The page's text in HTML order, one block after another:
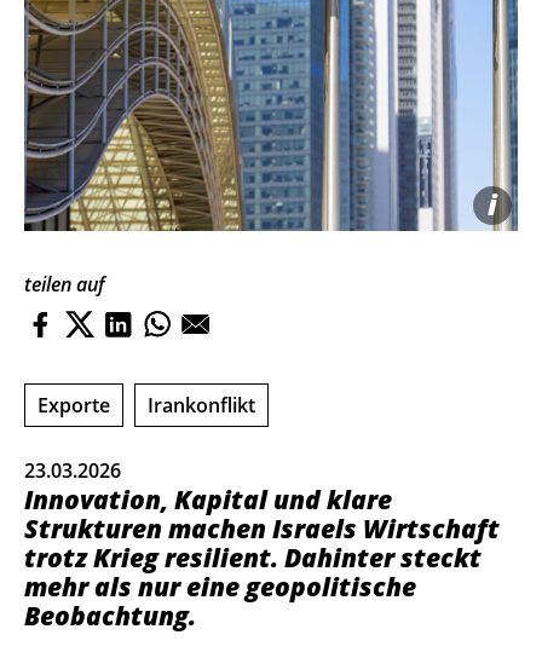
i
teilen auf
Exporte Irankonflikt
23.03.2026
Innovation, Kapital und klare
Strukturen machen Israels Wirtschaft
trotz Krieg resilient. Dahinter steckt
mehr als nur eine geopolitische
Beobachtung.